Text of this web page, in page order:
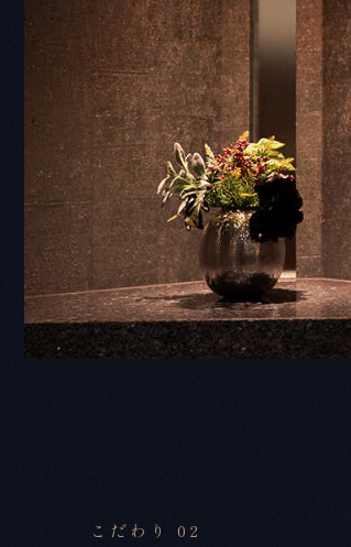
こだわり 02